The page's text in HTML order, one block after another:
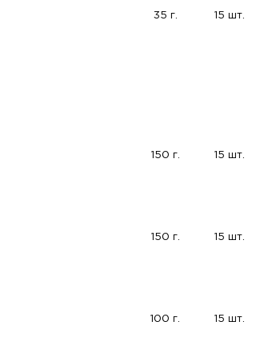
35 г. 15 шт.
150 г. 15 шт.
150 г. 15 шт.
100 г. 15 шт.